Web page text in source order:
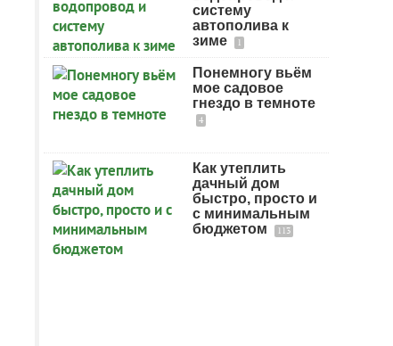
систему
автополива к
зиме
1
Понемногу вьём
мое садовое
гнездо в темноте
4
Как утеплить
дачный дом
быстро, просто и
с минимальным
бюджетом
113